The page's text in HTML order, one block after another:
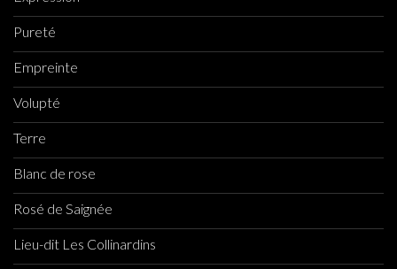
Pureté
Empreinte
Volupté
Terre
Blanc de rose
Rosé de Saignée
Lieu-dit Les Collinardins